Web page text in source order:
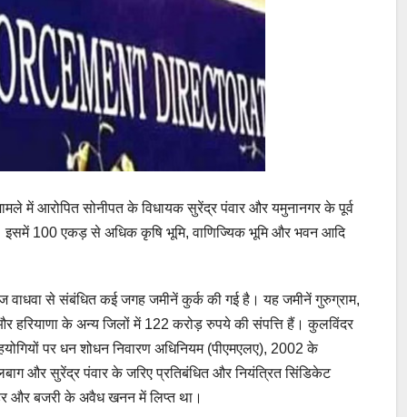
में आरोपित सोनीपत के विधायक सुरेंद्र पंवार और यमुनानगर के पूर्व
इसमें 100 एकड़ से अधिक कृषि भूमि, वाणिज्यिक भूमि और भवन आदि
वाधवा से संबंधित कई जगह जमीनें कुर्क की गई है। यह जमीनें गुरुग्राम,
हरियाणा के अन्य जिलों में 122 करोड़ रुपये की संपत्ति हैं। कुलविंदर
पर धन शोधन निवारण अधिनियम (पीएमएलए), 2002 के
और सुरेंद्र पंवार के जरिए प्रतिबंधित और नियंत्रित सिंडिकेट
और बजरी के अवैध खनन में लिप्त था।